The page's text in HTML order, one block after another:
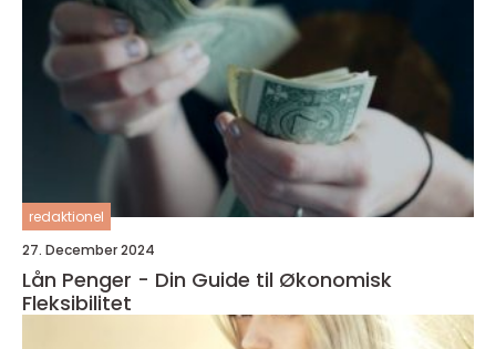
redaktionel
27. December 2024
Lån Penger - Din Guide til Økonomisk
Fleksibilitet